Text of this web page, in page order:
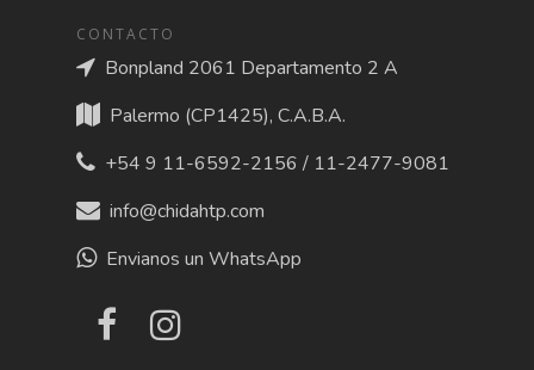
CONTACTO
Bonpland 2061 Departamento 2 A
Palermo (CP1425), C.A.B.A.
+54 9 11-6592-2156 / 11-2477-9081
info@chidahtp.com
Envianos un WhatsApp